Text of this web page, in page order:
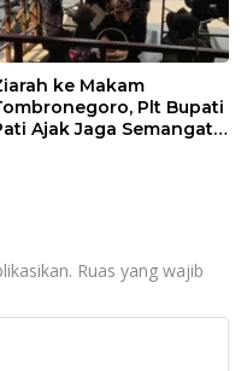
ke Makam
Plt Bupati
Ajak Jaga Semangat
Ruas yang wajib